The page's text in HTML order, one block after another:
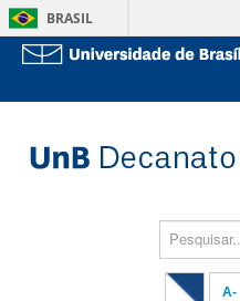
BRASIL
Pesquisar...
A-